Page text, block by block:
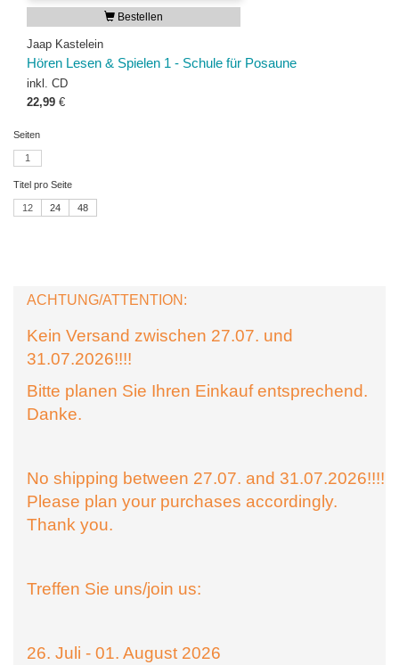
Bestellen
Jaap Kastelein
Hören Lesen & Spielen 1 - Schule für Posaune
inkl. CD
22,99 €
Seiten
1
Titel pro Seite
12 24 48
ACHTUNG/ATTENTION:
Kein Versand zwischen 27.07. und
31.07.2026!!!!
Bitte planen Sie Ihren Einkauf entsprechend.
Danke.
No shipping between 27.07. and 31.07.2026!!!!
Please plan your purchases accordingly.
Thank you.
Treffen Sie uns/join us:
26. Juli - 01. August 2026